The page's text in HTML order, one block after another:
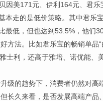
美171元、伊利164元、君乐
本走的是低价策略。其中君乐
最低，但也达到53.5%，他们
方法。比如君乐宝的畅销单品
士利，还高于雅培、诺优能、
的趋势下，消费者仍然对高
长久来看，是否发展高端产品